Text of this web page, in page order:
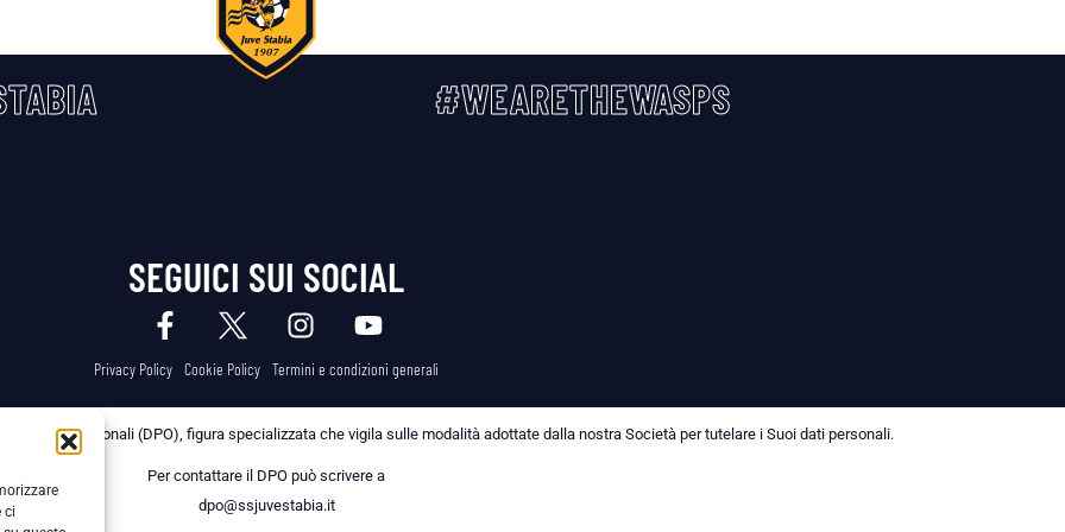
ci
#WEARETHEWASPS
SEGUICI SUI SOCIAL
Privacy Policy Cookie Policy Termini e condizioni generali
dei Dati Personali (DPO), figura specializzata che vigila sulle modalità adottate dalla nostra Società per tutelare i Suoi dati personali.
Per contattare il DPO può scrivere a
dpo@ssjuvestabia.it